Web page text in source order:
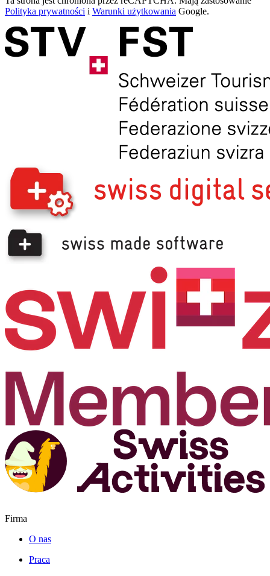
Polityka prywatności i Warunki użytkowania Google.
Firma
O nas
Praca